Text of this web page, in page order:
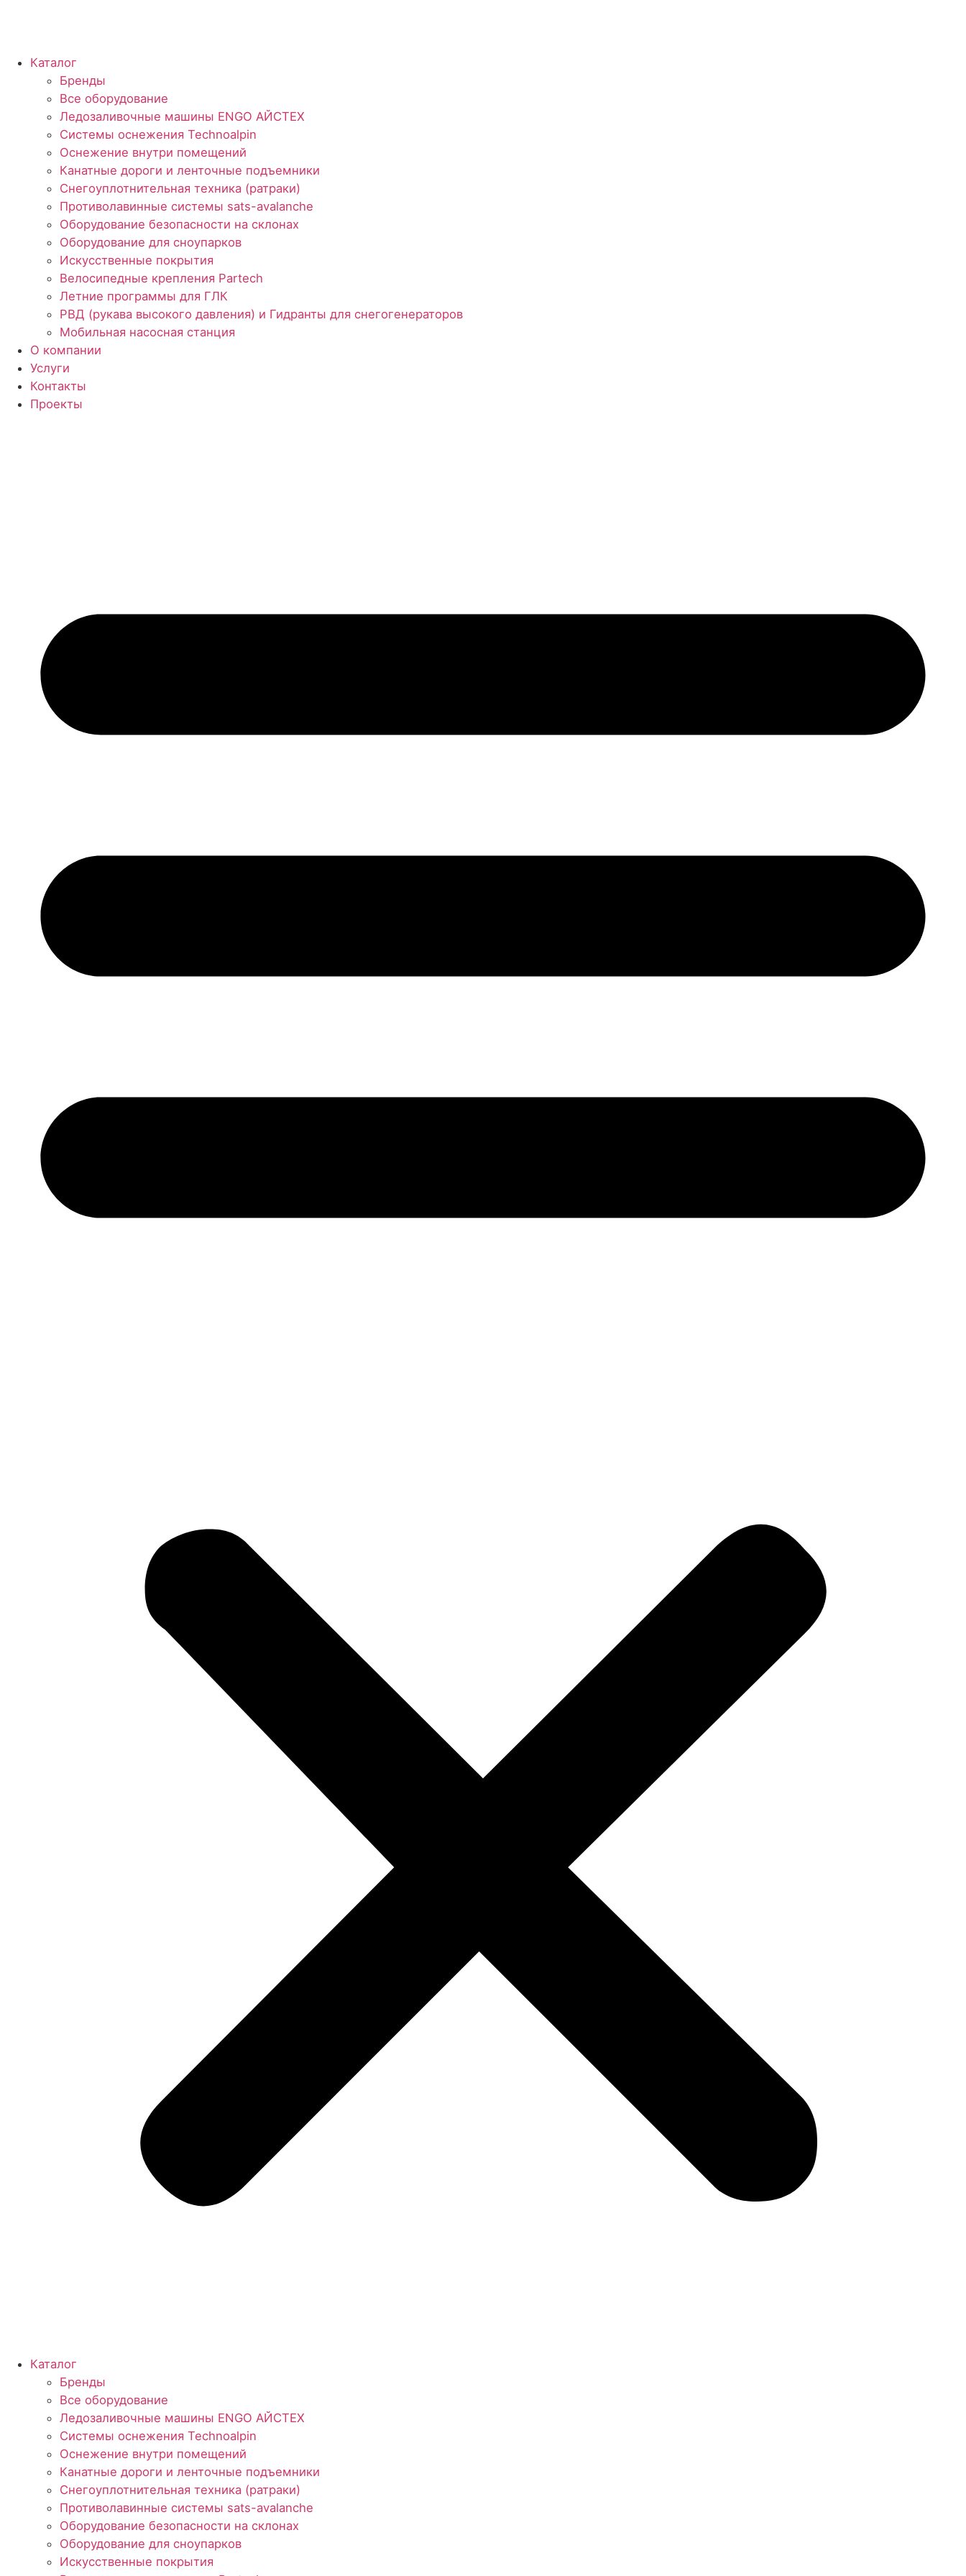
Каталог
Бренды
Все оборудование
Ледозаливочные машины ENGO АЙСТЕХ
Системы оснежения Technoalpin
Оснежение внутри помещений
Канатные дороги и ленточные подъемники
Снегоуплотнительная техника (ратраки)
Противолавинные системы sats-avalanche
Оборудование безопасности на склонах
Оборудование для сноупарков
Искусственные покрытия
Велосипедные крепления Partech
Летние программы для ГЛК
РВД (рукава высокого давления) и Гидранты для снегогенераторов
Мобильная насосная станция
О компании
Услуги
Контакты
Проекты
Канатные дороги и ленточные подъемники
Снегоуплотнительная техника (ратраки)
Противолавинные системы sats-avalanche
Оборудование безопасности на склонах
Оборудование для сноупарков
Искусственные покрытия
Велосипедные крепления Partech
Летние программы для ГЛК
РВД (рукава высокого давления) и Гидранты для снегогенераторов
Мобильная насосная станция
О компании
Услуги